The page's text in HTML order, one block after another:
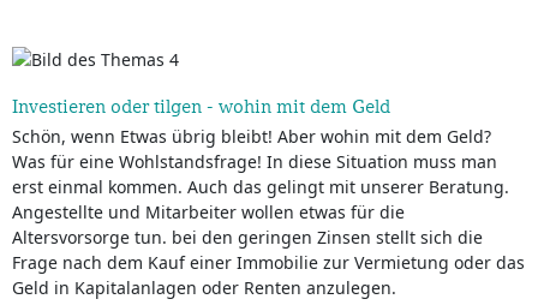
Investieren oder tilgen - wohin mit dem Geld
Schön, wenn Etwas übrig bleibt! Aber wohin mit dem Geld?
Was für eine Wohlstandsfrage! In diese Situation muss man
erst einmal kommen. Auch das gelingt mit unserer Beratung.
Angestellte und Mitarbeiter wollen etwas für die
Altersvorsorge tun. bei den geringen Zinsen stellt sich die
Frage nach dem Kauf einer Immobilie zur Vermietung oder das
Geld in Kapitalanlagen oder Renten anzulegen.